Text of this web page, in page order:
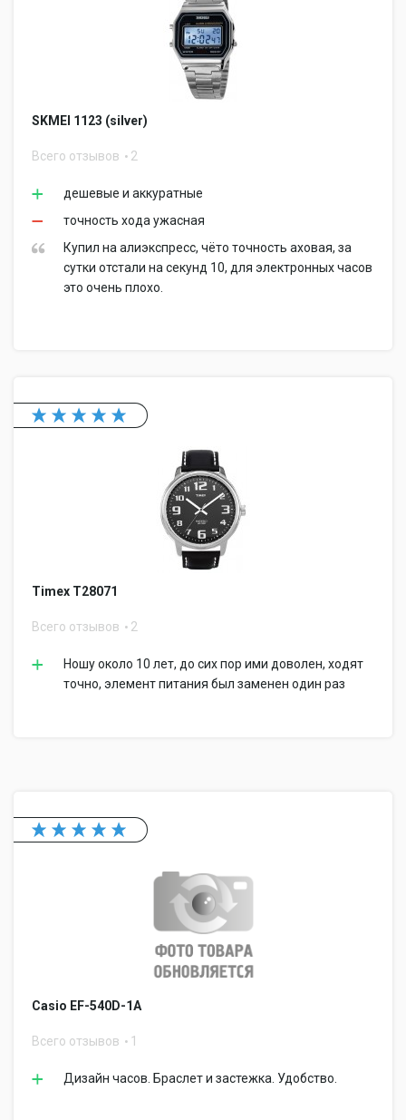
SKMEI 1123 (silver)
Всего отзывов 2
дешевые и аккуратные
точность хода ужасная
Купил на алиэкспресс, чёто точность аховая, за
сутки отстали на секунд 10, для электронных часов
это очень плохо.
Timex T28071
Всего отзывов 2
Ношу около 10 лет, до сих пор ими доволен, ходят
точно, элемент питания был заменен один раз
Casio EF-540D-1A
Всего отзывов 1
Дизайн часов. Браслет и застежка. Удобство.